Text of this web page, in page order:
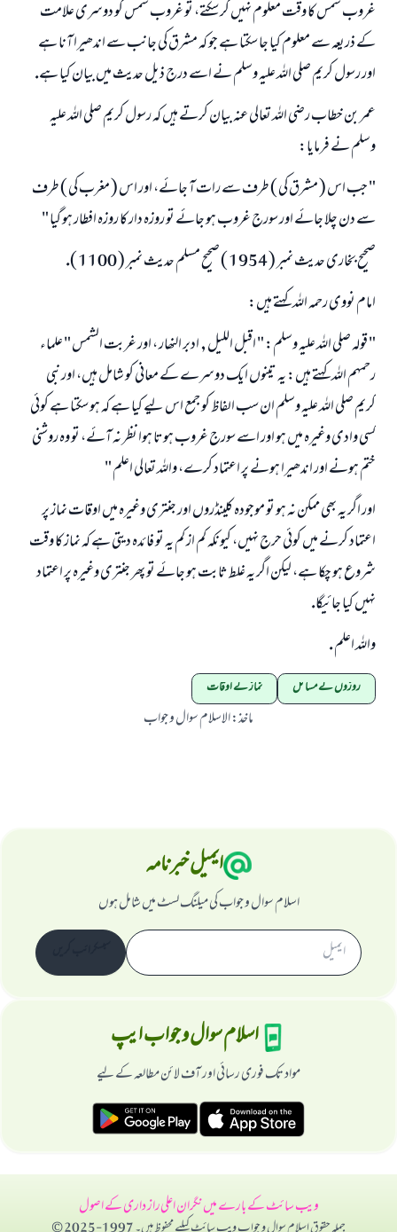
غروب شمس كا وقت معلوم نہيں كر سكتے، تو غروب شمس كو دوسرى علامت
كے ذريعہ سے معلوم كيا جا سكتا ہے جو كہ مشرق كى جانب سے اندھيرا آنا ہے
اور رسول كريم صلى اللہ عليہ وسلم نے اسے درج ذيل حديث ميں بيان كيا ہے.
عمر بن خطاب رضى اللہ تعالى عنہ بيان كرتے ہيں كہ رسول كريم صلى اللہ عليہ
وسلم نے فرمايا:
" جب اس ( مشرق كى ) طرف سے رات آ جائے، اور اس ( مغرب كى ) طرف
سے دن چلا جائے اور سورج غروب ہو جائے تو روزہ دار كا روزہ افطار ہو گيا "
صحيح بخارى حديث نمبر ( 1954 ) صحيح مسلم حديث نمبر ( 1100 ).
امام نووى رحمہ اللہ كہتے ہيں:
" قولہ صلى اللہ عليہ وسلم: " اقبل الليل , ادبر النھار ، اور غربت الشمس " علماء
رحمہم اللہ كہتے ہيں: يہ تينوں ايك دوسرے كے معانى كو شامل ہيں، اور نبى
كريم صلى اللہ عليہ وسلم ان سب الفاظ كو جمع اس ليے كيا ہے كہ ہو سكتا ہے كوئى
كسى وادى وغيرہ ميں ہو اور اسے سورج غروب ہوتا ہوا نظر نہ آئے، تو وہ روشنى
ختم ہونے اور اندھيرا ہونے پر اعتماد كرے، واللہ تعالى اعلم "
اور اگر يہ بھى ممكن نہ ہو تو موجودہ كلينڈروں اور جنترى وغيرہ ميں اوقات نماز پر
اعتماد كرنے ميں كوئى حرج نہيں، كيونكہ كم از كم يہ تو فائدہ ديتى ہے كہ نماز كا وقت
شروع ہو چكا ہے، ليكن اگر يہ غلط ثابت ہو جائے تو پھر جنترى وغيرہ پر اعتماد
نہيں كيا جائيگا.
واللہ اعلم .
روزوں کے مسائل نماز کے اوقات
ماخذ:الاسلام سوال و جواب
ایمیل خبرنامہ
اسلام سوال و جواب کی میلنگ لسٹ میں شامل ہوں
اسلام سوال و جواب ایپ
مواد تک فوری رسائی اور آف لائن مطالعہ کے لیے
ویب سائٹ کے بارے میںنگران اعلیراز داری کے اصول
ابھی تعاون کریں